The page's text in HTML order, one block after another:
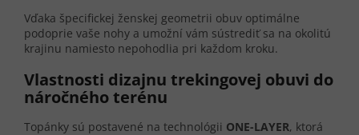
Vďaka špecifickej ženskej geometrii obuv optimálne
podoprie vaše nohy a umožní vám sústrediť sa na okolitú
krajinu namiesto nepohodlia pri každom kroku.
Vlastnosti dizajnu trekingovej obuvi do
náročného terénu
Topánky sú postavené na technológii ONE-LAYER, ktorá